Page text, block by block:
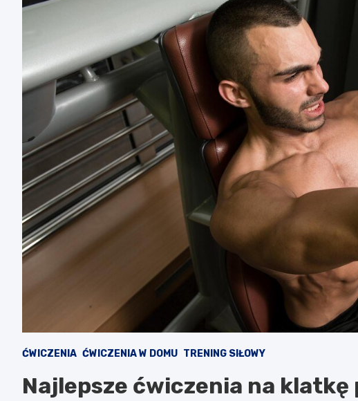
ĆWICZENIA ĆWICZENIA W DOMU TRENING SIŁOWY
Najlepsze ćwiczenia na klatkę